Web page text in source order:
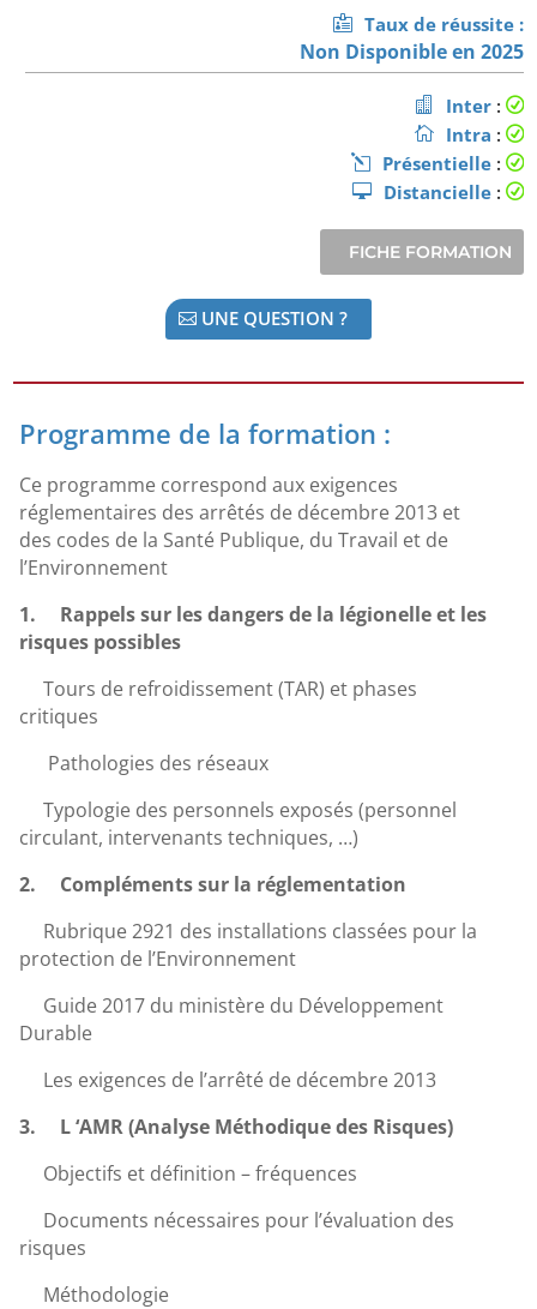
Taux de réussite :
Non Disponible en 2025
Inter:
Intra :
Présentielle:
Distancielle:
UNE QUESTION ?
Programme de la formation :
Ce programme correspond aux exigences
réglementaires des arrêtés de décembre 2013 et
des codes de la Santé Publique, du Travail et de
l’Environnement
1. Rappels sur les dangers de la légionelle et les
risques possibles
Tours de refroidissement (TAR) et phases
critiques
Pathologies des réseaux
Typologie des personnels exposés (personnel
circulant, intervenants techniques, …)
2. Compléments sur la réglementation
Rubrique 2921 des installations classées pour la
protection de l’Environnement
Guide 2017 du ministère du Développement
Durable
Les exigences de l’arrêté de décembre 2013
3. L ‘AMR (Analyse Méthodique des Risques)
Objectifs et définition – fréquences
Documents nécessaires pour l’évaluation des
risques
Méthodologie